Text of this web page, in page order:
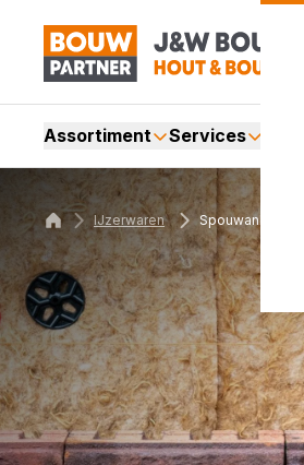
Assortiment Services
IJzerwaren Spouwankers